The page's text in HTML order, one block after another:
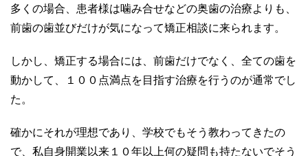
多くの場合、患者様は噛み合せなどの奥歯の治療よりも、
前歯の歯並びだけが気になって矯正相談に来られます。
しかし、矯正する場合には、前歯だけでなく、全ての歯を
動かして、１００点満点を目指す治療を行うのが通常でし
た。
確かにそれが理想であり、学校でもそう教わってきたの
で、私自身開業以来１０年以上何の疑問も持たないでそう